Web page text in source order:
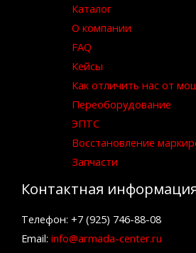
Каталог
О компании
FAQ
Кейсы
Как отличить нас от
Переоборудование
ЭПТС
Восстановление
Запчасти
Контактная
Телефон: +7 (925) 746-88-08
Email: info@armada-center.ru